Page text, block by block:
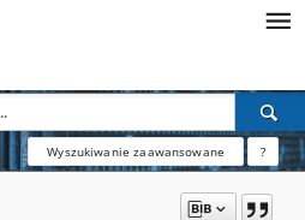
Wyszukiwanie zaawansowane ?